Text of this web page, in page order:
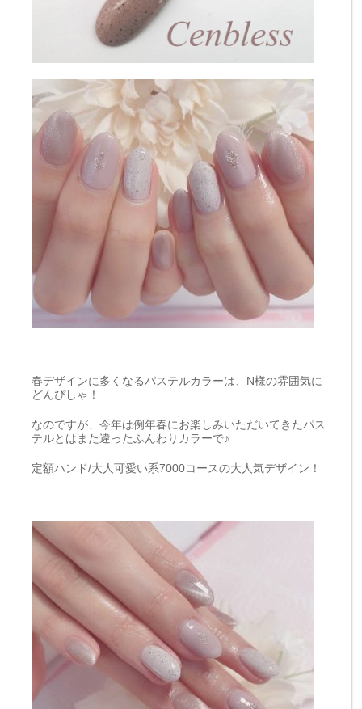
春デザインに多くなるパステルカラーは、N様の雰囲気に
どんぴしゃ！
なのですが、今年は例年春にお楽しみいただいてきたパス
テルとはまた違ったふんわりカラーで♪
定額ハンド/大人可愛い系7000コースの大人気デザイン！